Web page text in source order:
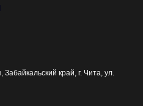
Забайкальский край, г. Чита ул.